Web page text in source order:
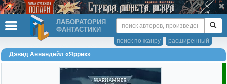
ЛАБОРАТОРИЯ
ФАНТАСТИКИ
расширенный
поиск по жанру
Дэвид Аннандейл «Яррик»